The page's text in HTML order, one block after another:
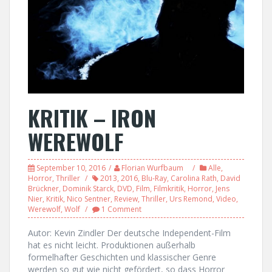
KRITIK – IRON
WEREWOLF
September 10, 2016 Florian Wurfbaum Alle,
Horror, Thriller 2013, 2016, Blu-Ray, Carolina Rath, David
Brückner, Dominik Starck, DVD, Film, Filmkritik, Horror, Jens
Nier, Kritik, Nico Sentner, Review, Thriller, Urs Remond, Video,
Werewolf, Wolf 1 Comment
Autor: Kevin Zindler Der deutsche Independent-Film
hat es nicht leicht. Produktionen außerhalb
formelhafter Geschichten und klassischer Genre
werden so gut wie nicht gefördert, so dass Horror